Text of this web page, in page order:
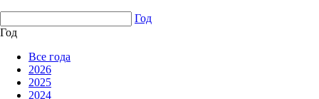
Год
Год
Все года
2026
2025
2024